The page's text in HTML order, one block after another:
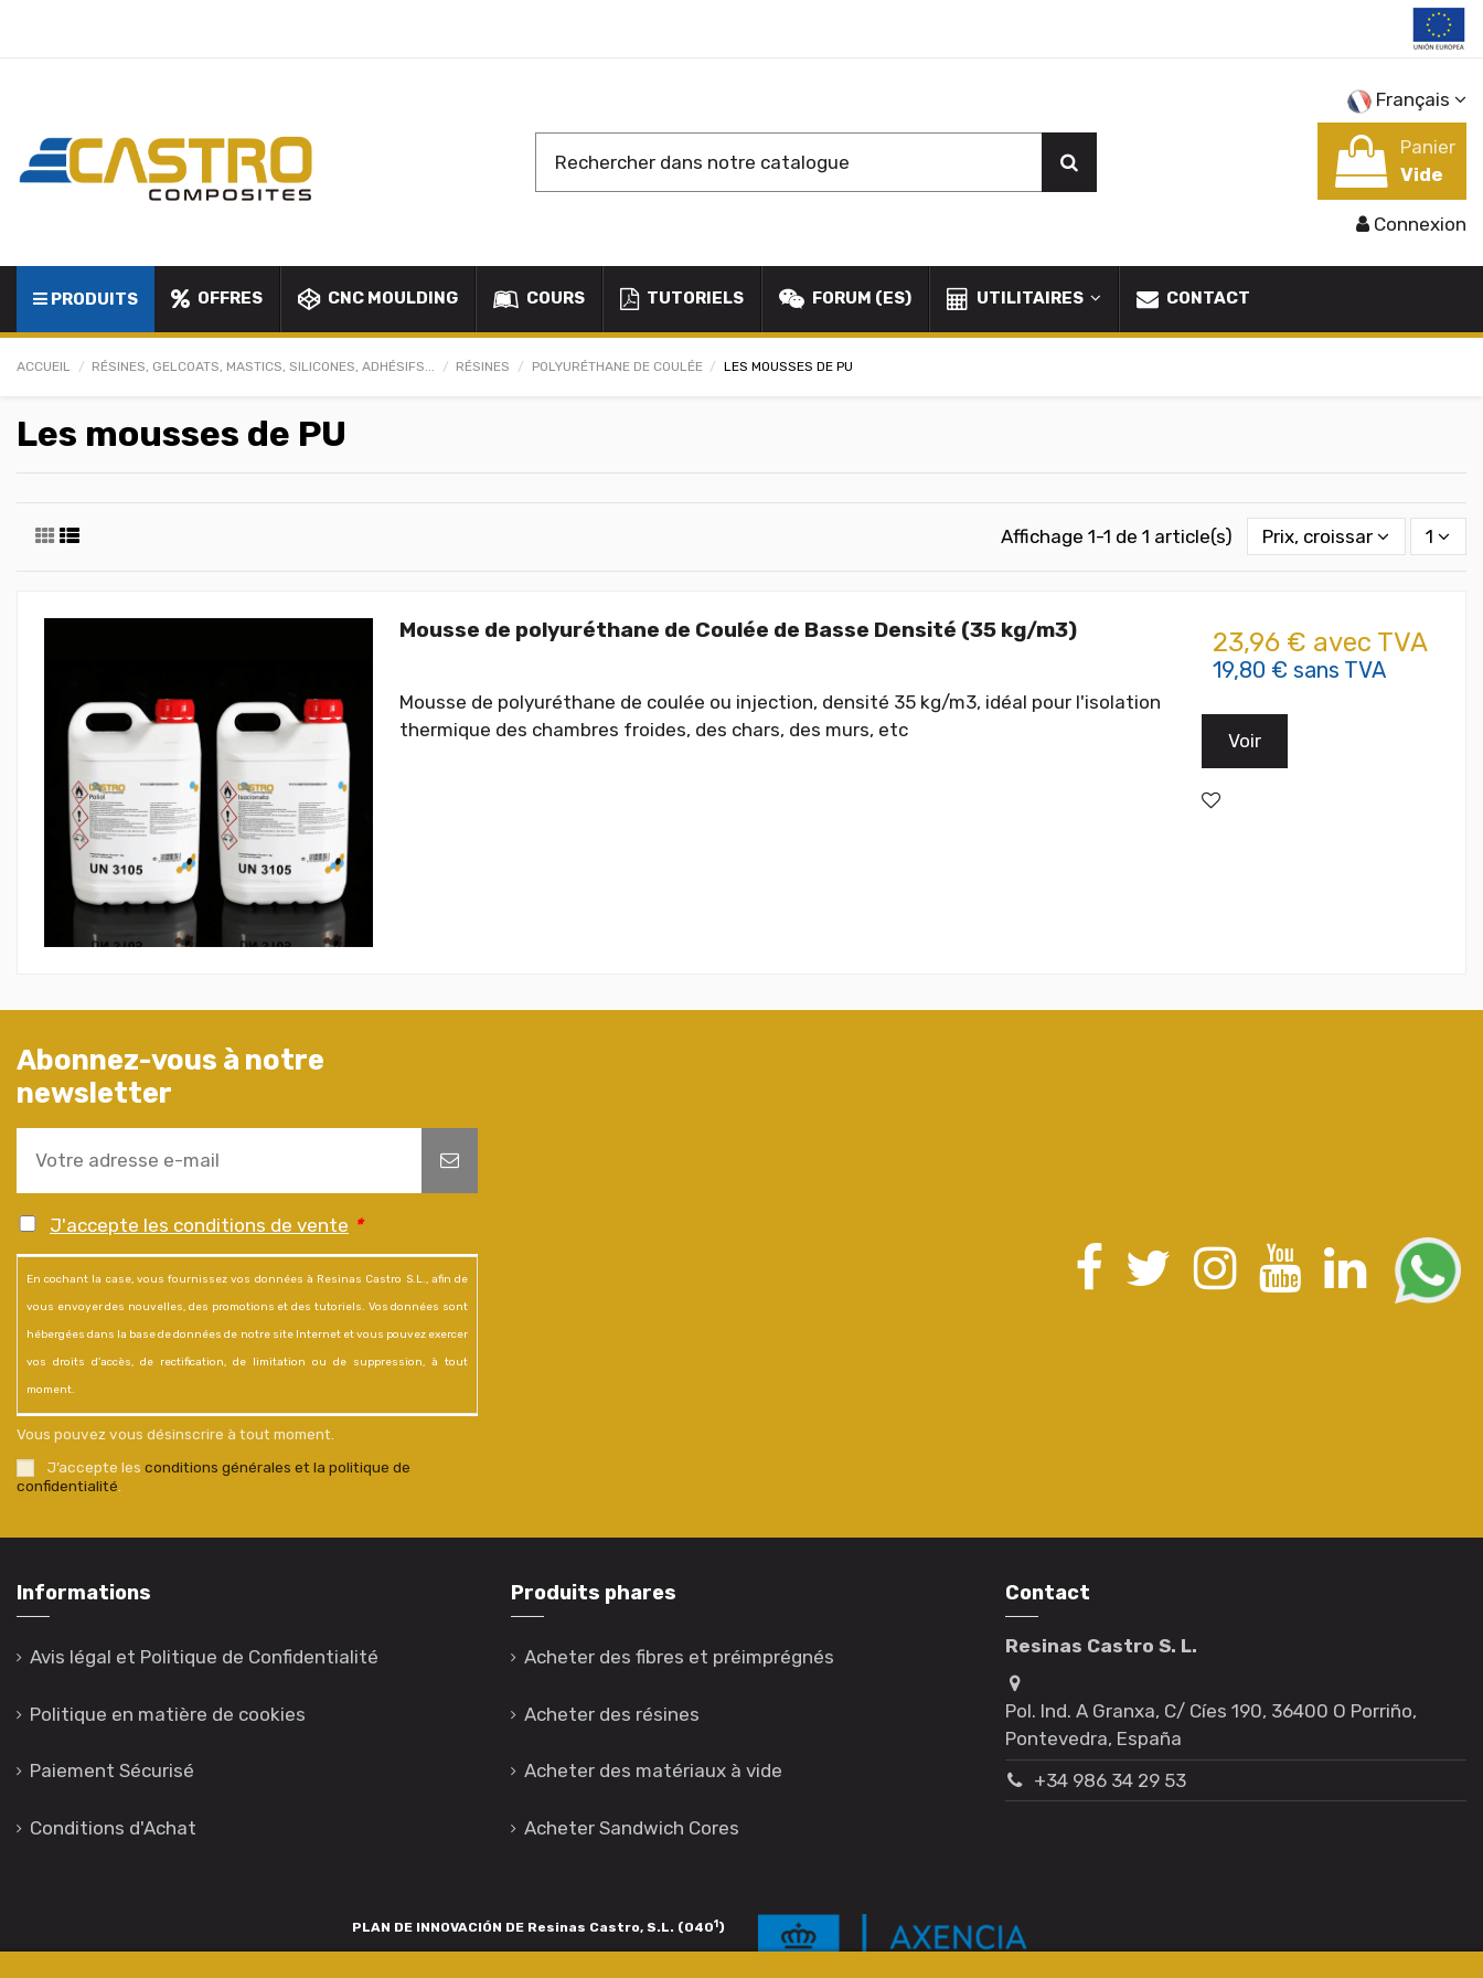
Français
Panier
Vide
Connexion
PRODUITS OFFRES CNC MOULDING COURS TUTORIELS FORUM (ES) UTILITAIRES CONTACT
ACCUEIL RÉSINES, GELCOATS, MASTICS, SILICONES, ADHÉSIFS... RÉSINES POLYURÉTHANE DE COULÉE LES MOUSSES DE PU
Les mousses de PU
Affichage 1-1 de 1 article(s) Prix, croissant 1
Mousse de polyuréthane de Coulée de Basse Densité (35 kg/m3)
Mousse de polyuréthane de coulée ou injection, densité 35 kg/m3, idéal pour l'isolation
thermique des chambres froides, des chars, des murs, etc
23,96 € avec TVA
19,80 € sans TVA
Voir
Abonnez-vous à notre
newsletter
J'accepte les conditions de vente *
En cochant la case, vous fournissez vos données à Resinas Castro S.L., afin de
vous envoyer des nouvelles, des promotions et des tutoriels. Vos données sont
hébergées dans la base de données de notre site Internet et vous pouvez exercer
vos droits d'accès, de rectification, de limitation ou de suppression, à tout
moment.
Vous pouvez vous désinscrire à tout moment.
J’accepte les conditions générales et la politique de
confidentialité
Informations
Avis légal et Politique de Confidentialité
Politique en matière de cookies
Paiement Sécurisé
Conditions d'Achat
Produits phares
Acheter des fibres et préimprégnés
Acheter des résines
Acheter des matériaux à vide
Acheter Sandwich Cores
Contact
Resinas Castro S. L.
Pol. Ind. A Granxa, C/ Cíes 190, 36400 O Porriño,
Pontevedra, España
+34 986 34 29 53
PLAN DE INNOVACIÓN DE Resinas Castro, S.L. (0401 )